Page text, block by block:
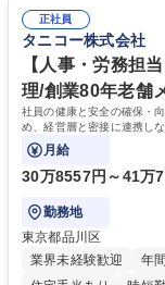
でも質問・相談できる
集職種 【森ビルG】
リモート可
務に挑戦できるため、
きます。 残業少なめ、
ち長期活躍できる環境
キャリアを築きたい」
歴・資格 学歴：大学院
簿記検定1級 日商簿記
正社員
タニコー株式会社
【人事・労務担
理/創業80年老舗
社員の健康と安全の確保・
め、経営層と密接に連携し
流工程から関与していただき
月給
30万8557円～41万
勤務地
東京都品川区
業界未経験歓迎
年